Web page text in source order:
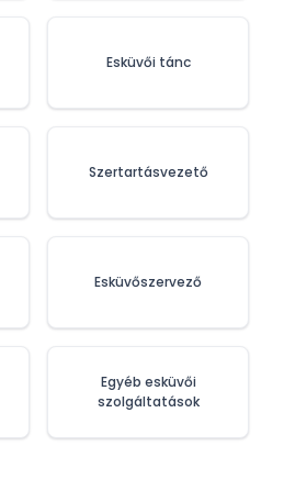
Esküvői tánc
Szertartásvezető
Esküvőszervező
Egyéb esküvői
szolgáltatások